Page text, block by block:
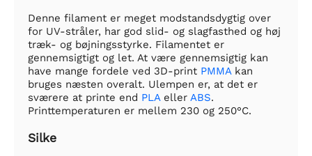
Denne filament er meget modstandsdygtig over
for UV-stråler, har god slid- og slagfasthed og høj
træk- og bøjningsstyrke. Filamentet er
gennemsigtigt og let. At være gennemsigtig kan
have mange fordele ved 3D-print PMMAkan
bruges næsten overalt. Ulempen er, at det er
sværere at printe end PLAeller ABS.
Printtemperaturen er mellem 230 og 250°C.
Silke